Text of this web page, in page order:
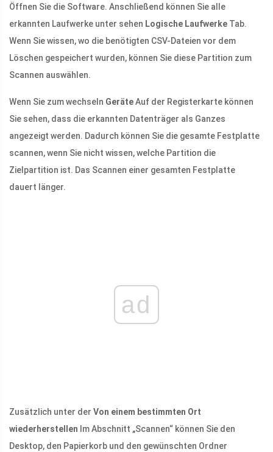
Öffnen Sie die Software. Anschließend können Sie alle
erkannten Laufwerke unter sehen Logische Laufwerke Tab.
Wenn Sie wissen, wo die benötigten CSV-Dateien vor dem
Löschen gespeichert wurden, können Sie diese Partition zum
Scannen auswählen.
Wenn Sie zum wechseln GeräteAuf der Registerkarte können
Sie sehen, dass die erkannten Datenträger als Ganzes
angezeigt werden. Dadurch können Sie die gesamte Festplatte
scannen, wenn Sie nicht wissen, welche Partition die
Zielpartition ist. Das Scannen einer gesamten Festplatte
dauert länger.
ad
Zusätzlich unter der Von einem bestimmten Ort
wiederherstellen Im Abschnitt „Scannen“ können Sie den
Desktop, den Papierkorb und den gewünschten Ordner